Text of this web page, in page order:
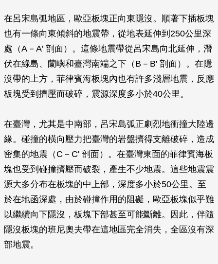
在呂宋島弧地區，歐亞板塊正向東隱沒。順著下插板塊
也有一條向東傾斜的地震帶，從地表延伸到250公里深
處（A－A' 剖面）。這條地震帶從呂宋島向北延伸，潛
伏在綠島、蘭嶼和臺灣南端之下（B－B' 剖面）。在隱
沒帶的上方，菲律賓海板塊內也有許多淺層地震，反應
板塊受到擠壓而破碎，震源深度多小於40公里。
在臺灣，尤其是中南部，呂宋島弧正劇烈地衝撞大陸邊
緣。碰撞的橫向壓力把臺灣的岩盤擠得支離破碎，造成
密集的地震（C－C' 剖面）。在臺灣東面的菲律賓海板
塊也受到碰撞擠壓而破裂，產生不少地震。這些地震震
源大多分布在板塊的中上部，深度多小於50公里。至
於在地函深處，由於碰撞作用的阻礙，歐亞板塊似乎難
以繼續向下隱沒，板塊下部甚至可能斷離。因此，伴隨
隱沒板塊的班尼奧夫帶在這地區完全消失，全區沒有深
部地震。